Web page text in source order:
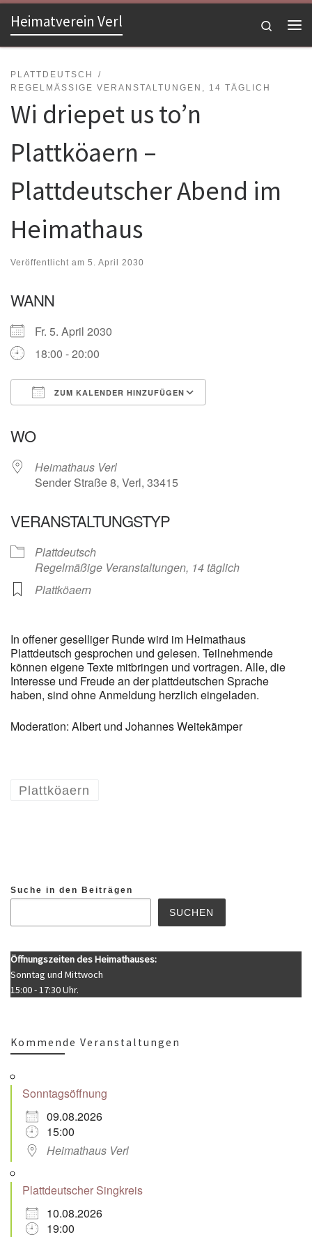
Zum Inhalt springen
Heimatverein Verl
Search
PLATTDEUTSCH
REGELMÄSSIGE VERANSTALTUNGEN, 14 TÄGLICH
Wi driepet us to’n
Plattköaern –
Plattdeutscher Abend im
Heimathaus
Veröffentlicht am 5. April 2030
WANN
Fr. 5. April 2030
18:00 - 20:00
ZUM KALENDER HINZUFÜGEN
WO
Heimathaus Verl
Sender Straße 8, Verl, 33415
VERANSTALTUNGSTYP
Plattdeutsch
Regelmäßige Veranstaltungen, 14 täglich
Plattköaern
In offener geselliger Runde wird im Heimathaus
Plattdeutsch gesprochen und gelesen. Teilnehmende
können eigene Texte mitbringen und vortragen. Alle, die
Interesse und Freude an der plattdeutschen Sprache
haben, sind ohne Anmeldung herzlich eingeladen.
Moderation: Albert und Johannes Weitekämper
Plattköaern
Suche in den Beiträgen
SUCHEN
Öffnungszeiten des Heimathauses:
Sonntag und Mittwoch
15:00 - 17:30 Uhr.
Kommende Veranstaltungen
Sonntagsöffnung
09.08.2026
15:00
Heimathaus Verl
Plattdeutscher Singkreis
10.08.2026
19:00